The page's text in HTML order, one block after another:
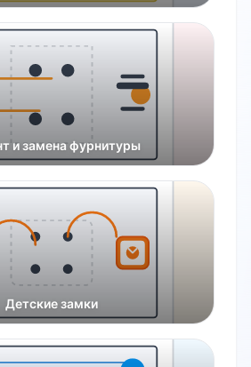
и замена фурнитуры
Детские замки